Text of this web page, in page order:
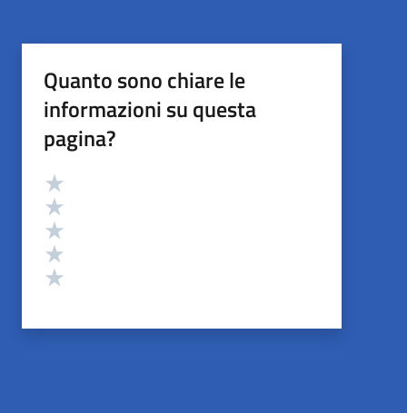
Quanto sono chiare le
informazioni su questa
pagina?
Valutazione